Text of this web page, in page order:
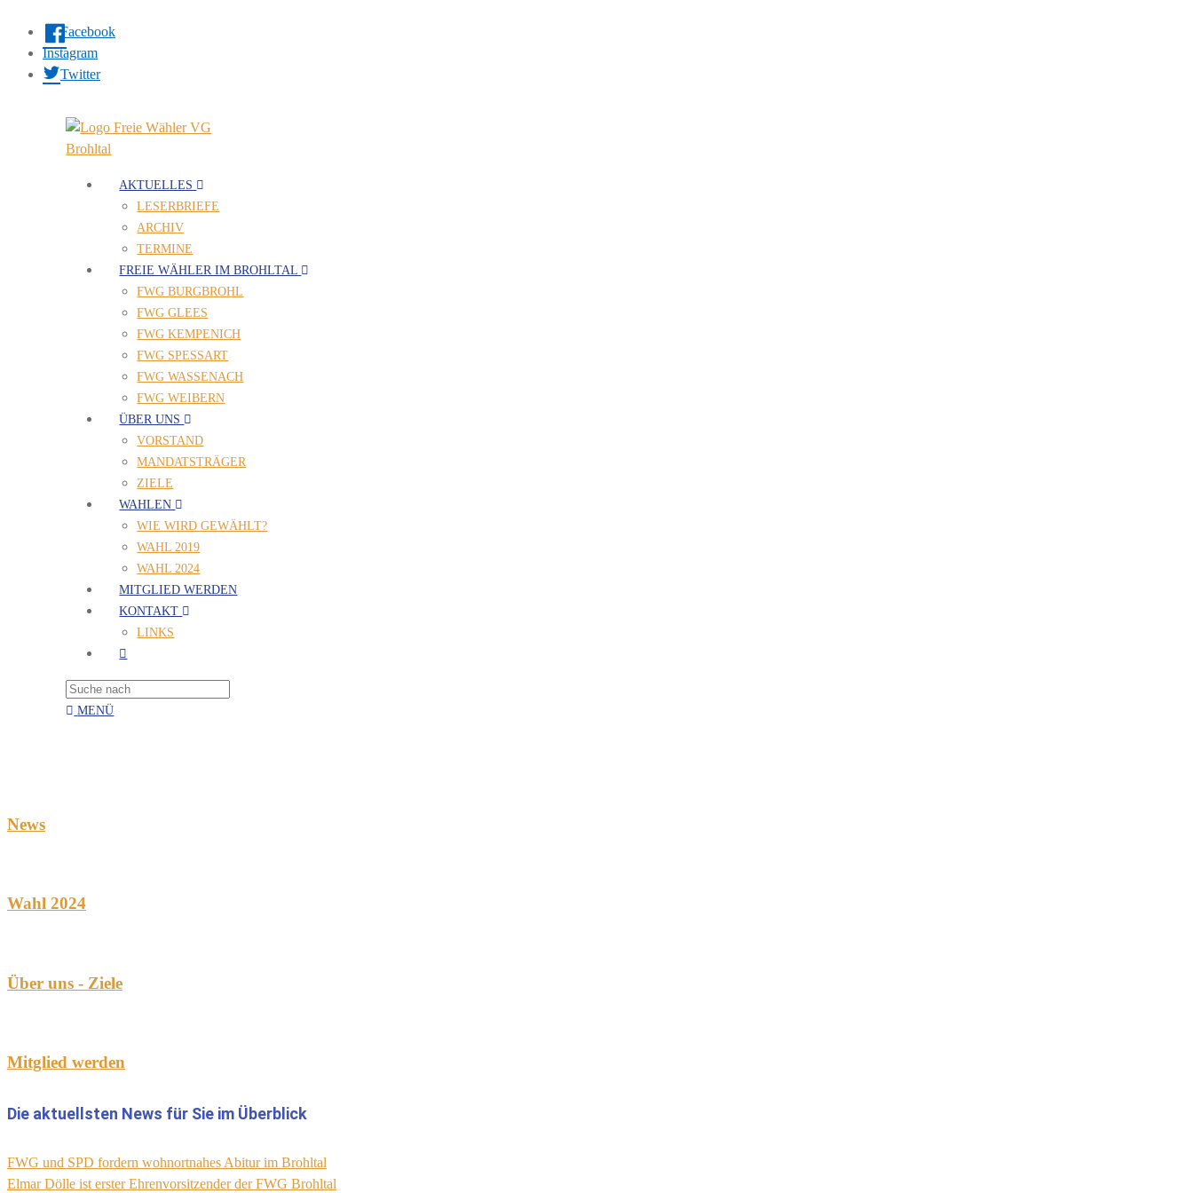
Facebook
Instagram
Twitter
AKTUELLES
LESERBRIEFE
ARCHIV
TERMINE
FREIE WÄHLER IM BROHLTAL
FWG BURGBROHL
FWG GLEES
FWG KEMPENICH
FWG SPESSART
FWG WASSENACH
FWG WEIBERN
ÜBER UNS
VORSTAND
MANDATSTRÄGER
ZIELE
WAHLEN
WIE WIRD GEWÄHLT?
WAHL 2019
WAHL 2024
MITGLIED WERDEN
KONTAKT
LINKS
MENÜ
News
Wahl 2024
Über uns - Ziele
Mitglied werden
Die aktuellsten News für Sie im Überblick
FWG und SPD fordern wohnortnahes Abitur im Brohltal
Elmar Dölle ist erster Ehrenvorsitzender der FWG Brohltal